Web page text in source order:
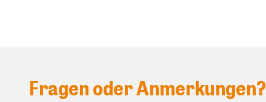
Fragen oder Anmerkungen?